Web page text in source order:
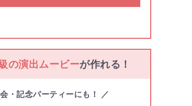
の演出ムービーが作れる！
・記念パーティーにも！ ／